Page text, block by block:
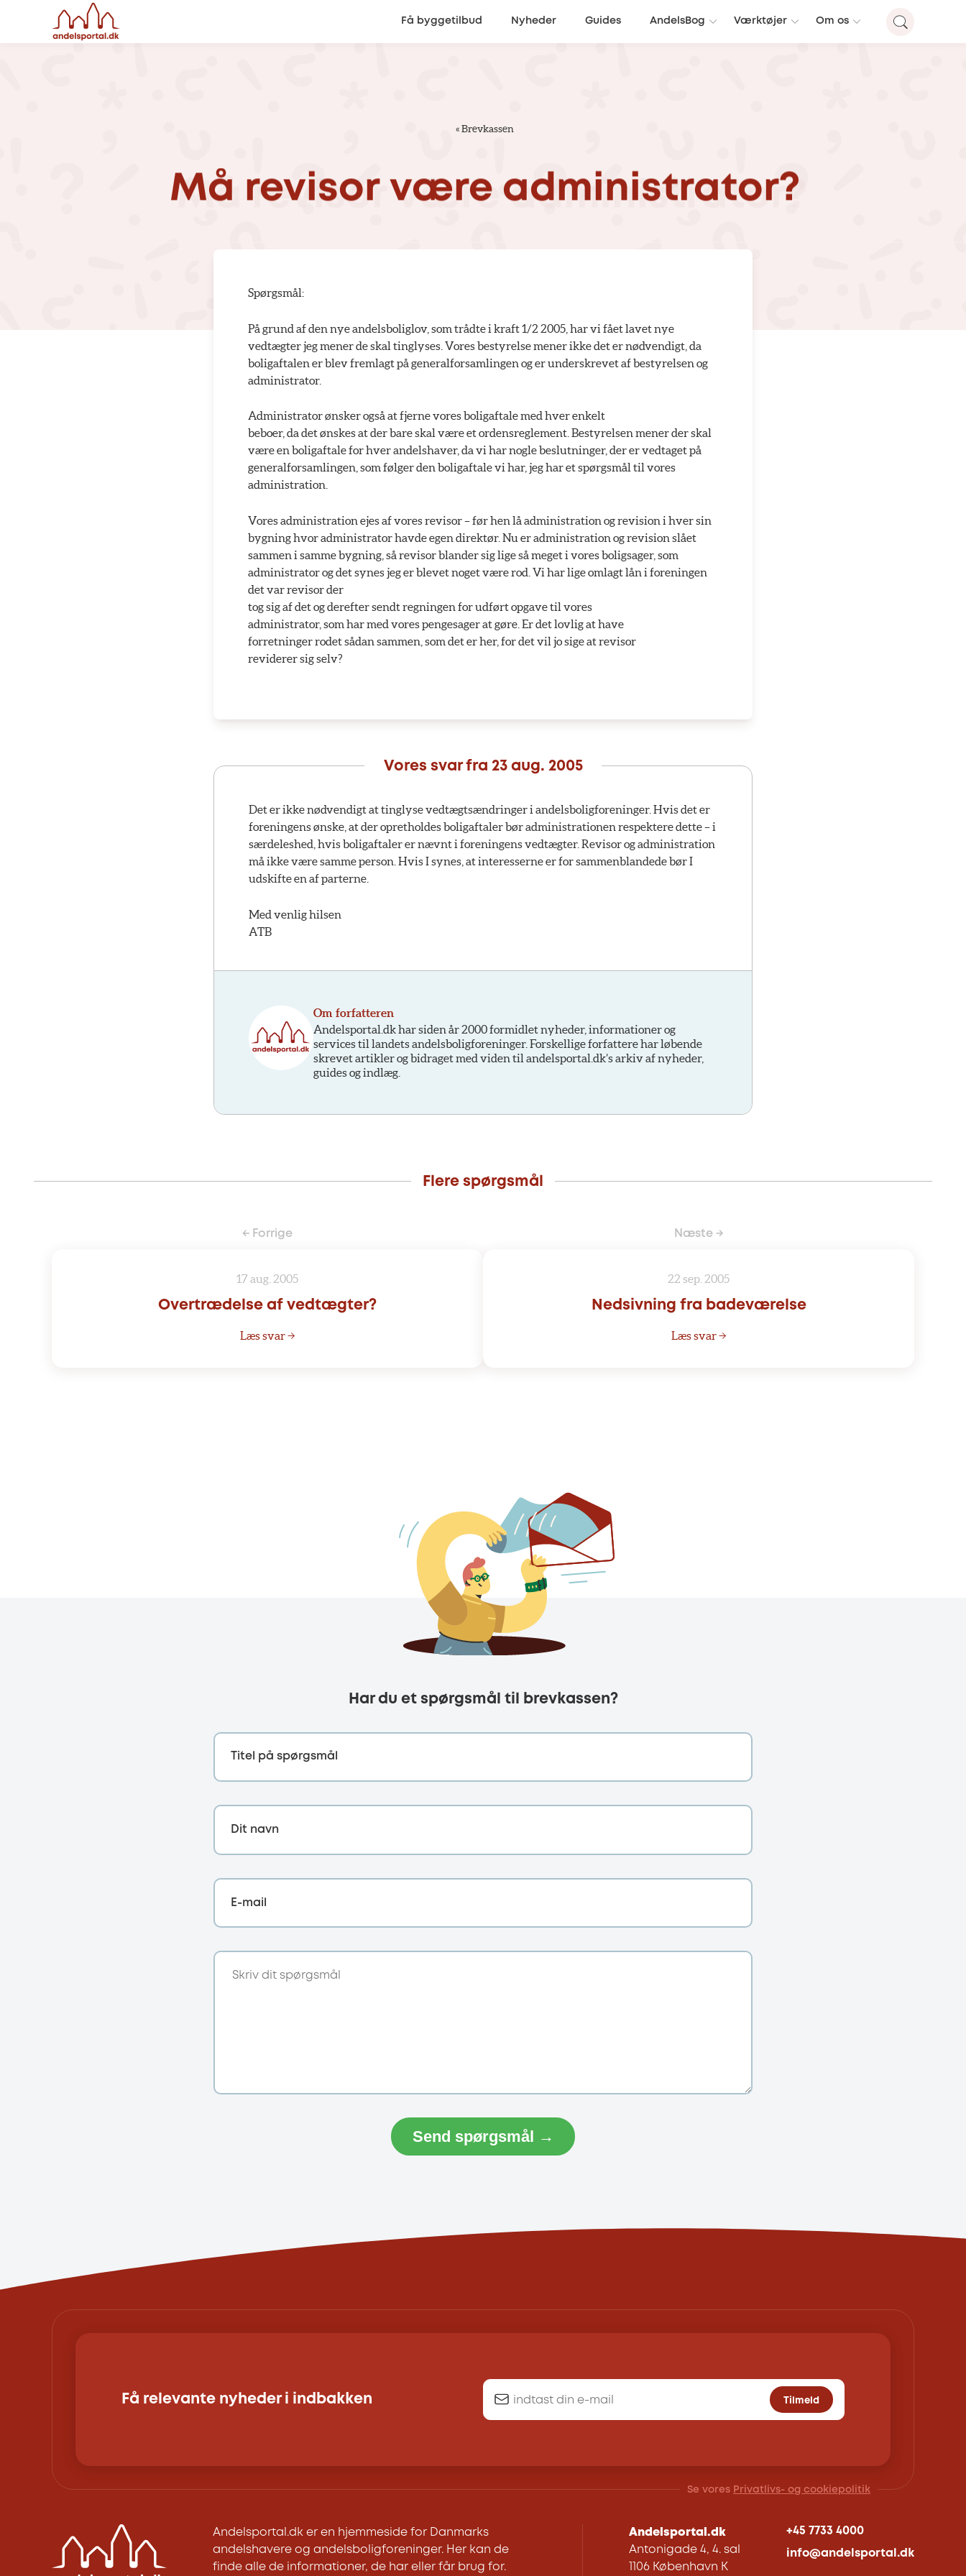
Få byggetilbud Nyheder Guides AndelsBog Værktøjer Om os
«Brevkassen
Må revisor være administrator?
Spørgsmål:
På grund af den nye andelsboliglov, som trådte i kraft 1/2 2005, har vi fået lavet nye
vedtægter jeg mener de skal tinglyses. Vores bestyrelse mener ikke det er nødvendigt, da
boligaftalen er blev fremlagt på generalforsamlingen og er underskrevet af bestyrelsen og
administrator.
Administrator ønsker også at fjerne vores boligaftale med hver enkelt
beboer, da det ønskes at der bare skal være et ordensreglement. Bestyrelsen mener der skal
være en boligaftale for hver andelshaver, da vi har nogle beslutninger, der er vedtaget på
generalforsamlingen, som følger den boligaftale vi har, jeg har et spørgsmål til vores
administration.
Vores administration ejes af vores revisor – før hen lå administration og revision i hver sin
bygning hvor administrator havde egen direktør. Nu er administration og revision slået
sammen i samme bygning, så revisor blander sig lige så meget i vores boligsager, som
administrator og det synes jeg er blevet noget være rod. Vi har lige omlagt lån i foreningen
det var revisor der
tog sig af det og derefter sendt regningen for udført opgave til vores
administrator, som har med vores pengesager at gøre. Er det lovlig at have
forretninger rodet sådan sammen, som det er her, for det vil jo sige at revisor
reviderer sig selv?
Vores svar fra 23 aug. 2005
Det er ikke nødvendigt at tinglyse vedtægtsændringer i andelsboligforeninger. Hvis det er
foreningens ønske, at der opretholdes boligaftaler bør administrationen respektere dette – i
særdeleshed, hvis boligaftaler er nævnt i foreningens vedtægter. Revisor og administration
må ikke være samme person. Hvis I synes, at interesserne er for sammenblandede bør I
udskifte en af parterne.
Med venlig hilsen
ATB
Om forfatteren
Andelsportal.dk har siden år 2000 formidlet nyheder, informationer og
services til landets andelsboligforeninger. Forskellige forfattere har løbende
skrevet artikler og bidraget med viden til andelsportal.dk’s arkiv af nyheder,
guides og indlæg.
Flere spørgsmål
← Forrige
17 aug. 2005
Overtrædelse af vedtægter?
Læs svar →
Næste →
22 sep. 2005
Nedsivning fra badeværelse
Læs svar →
Har du et spørgsmål til brevkassen?
Titel på spørgsmål
Dit navn
E-mail
Send spørgsmål →
Få relevante nyheder i indbakken Tilmeld
Se vores Privatlivs- og cookiepolitik
Andelsportal.dk er en hjemmeside for Danmarks
andelshavere og andelsboligforeninger. Her kan de
finde alle de informationer, de har eller får brug for.
Andelsportal.dk
Antonigade 4, 4. sal
1106 København K
+45 7733 4000
info@andelsportal.dk